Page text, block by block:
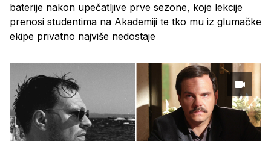
baterije nakon upečatljive prve sezone, koje lekcije
prenosi studentima na Akademiji te tko mu iz glumačke
ekipe privatno najviše nedostaje